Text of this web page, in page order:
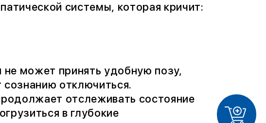
системы, которая кричит:
может принять удобную позу,
отключиться.
отслеживать состояние
в глубокие